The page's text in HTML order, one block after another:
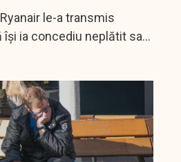
le-a transmis
îşi ia concediu neplătit sau
filialele din România,